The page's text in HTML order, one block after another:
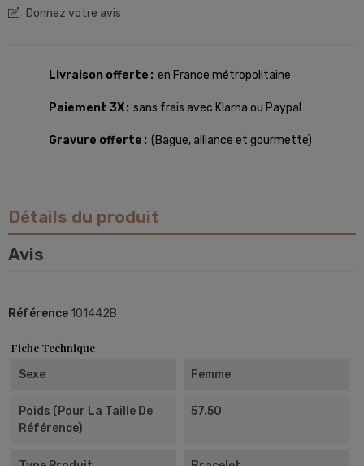
Donnez votre avis
Livraison offerte en France métropolitaine
Paiement 3X sans frais avec Klarna ou Paypal
Gravure offerte (Bague, alliance et gourmette)
Détails du produit
Avis
Référence 101442B
Fiche Technique
Sexe
Femme
Poids (pour La Taille De
Référence)
57.50